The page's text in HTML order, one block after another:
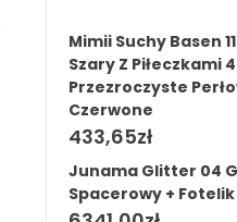
Mimii Suchy Basen
Szary Z Piłeczkami
Przezroczyste
Czerwone
433,65zł
Junama Glitter 04
Spacerowy + Fotelik